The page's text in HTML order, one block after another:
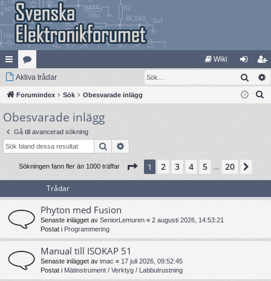
na
bb
lä
nk
ar
at
eg
ori
er
Wiki
og
ga
li
m
Aktiva trådar Sök
Forumindex Sök Obesvarade inlägg
Obesvarade inlägg
Gå till avancerad sökning
Sök
Sökningen fann fler än 1000 träffar Sida 1av20
1 2 3 4 5 20
Trådar
Phyton med Fusion
Senaste inlägget av SeniorLemuren « 2 augusti 2026, 14:53:21
Postat i Programmering
Manual till ISOKAP 51
Senaste inlägget av imac « 17 juli 2026, 09:52:45
Postat i Mätinstrument / Verktyg / Labbutrustning